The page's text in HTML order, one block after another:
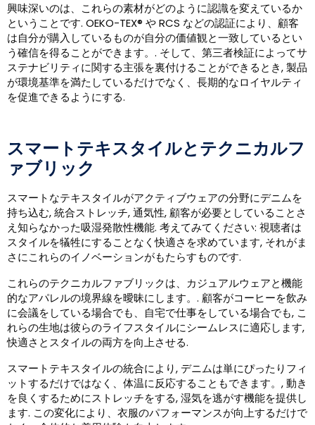
興味深いのは、これらの素材がどのように認識を変えているか
ということです. OEKO-TEX® や RCS などの認証により、顧客
は自分が購入しているものが自分の価値観と一致しているとい
う確信を得ることができます。. そして、第三者検証によってサ
ステナビリティに関する主張を裏付けることができるとき, 製品
が環境基準を満たしているだけでなく、長期的なロイヤルティ
を促進できるようにする.
スマートテキスタイルとテクニカルフ
ァブリック
スマートなテキスタイルがアクティブウェアの分野にデニムを
持ち込む, 統合ストレッチ, 通気性, 顧客が必要としていることさ
え知らなかった吸湿発散性機能. 考えてみてください: 視聴者は
スタイルを犠牲にすることなく快適さを求めています, それがま
さにこれらのイノベーションがもたらすものです.
これらのテクニカルファブリックは、カジュアルウェアと機能
的なアパレルの境界線を曖昧にします。. 顧客がコーヒーを飲み
に会議をしている場合でも、自宅で仕事をしている場合でも, こ
れらの生地は彼らのライフスタイルにシームレスに適応します,
快適さとスタイルの両方を向上させる.
スマートテキスタイルの統合により, デニムは単にぴったりフィ
ットするだけではなく、体温に反応することもできます。, 動き
を良くするためにストレッチをする, 湿気を逃がす機能を提供し
ます. この変化により、衣服のパフォーマンスが向上するだけで